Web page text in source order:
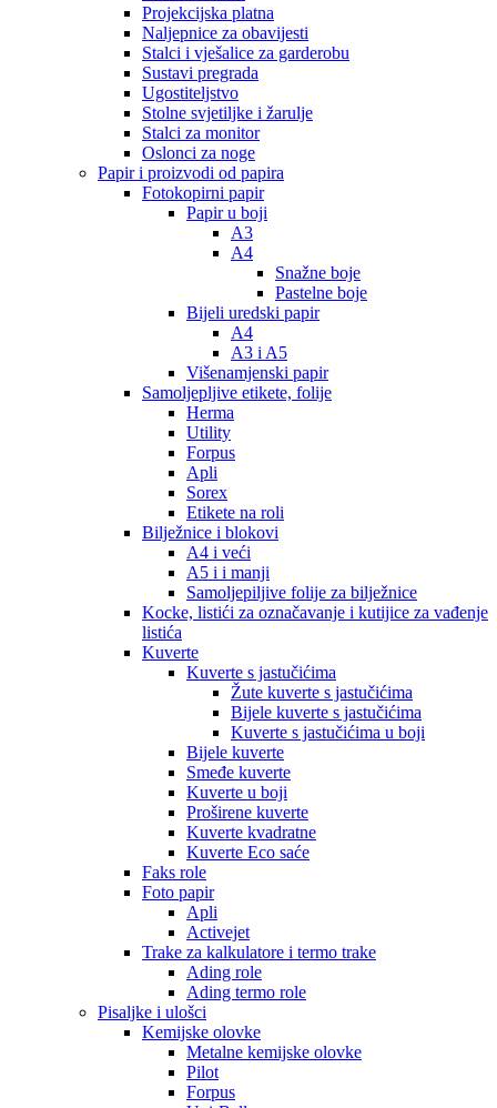
Projekcijska platna
Naljepnice za obavijesti
Stalci i vješalice za garderobu
Sustavi pregrada
Ugostiteljstvo
Stolne svjetiljke i žarulje
Stalci za monitor
Oslonci za noge
Papir i proizvodi od papira
Fotokopirni papir
Papir u boji
A3
A4
Snažne boje
Pastelne boje
Bijeli uredski papir
A4
A3 i A5
Višenamjenski papir
Samoljepljive etikete, folije
Herma
Utility
Forpus
Apli
Sorex
Etikete na roli
Bilježnice i blokovi
A4 i veći
A5 i i manji
Samoljepiljive folije za bilježnice
Kocke, listići za označavanje i kutijice za vađenje
listića
Kuverte
Kuverte s jastučićima
Žute kuverte s jastučićima
Bijele kuverte s jastučićima
Kuverte s jastučićima u boji
Bijele kuverte
Smeđe kuverte
Kuverte u boji
Proširene kuverte
Kuverte kvadratne
Kuverte Eco saće
Faks role
Foto papir
Apli
Activejet
Trake za kalkulatore i termo trake
Ading role
Ading termo role
Pisaljke i ulošci
Kemijske olovke
Metalne kemijske olovke
Pilot
Forpus